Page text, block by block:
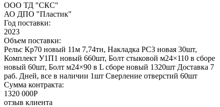
ООО ТД "СКС"
АО ДПО "Пластик"
Год поставки:
2023
Объем поставки:
Рельс Кр70 новый 11м 7,74тн, Накладка РС3 новая 30шт,
Комплект У1П1 новый 660шт, Болт стыковой м24×110 в сборе
новый 60шт, Болт м24×90 в L сборе новый 1320шт Доставка 7
раб. Дней, все в наличии 1шт Сверление отверстий 60шт
Сумма контракта:
1320 000P
отзыв клиента